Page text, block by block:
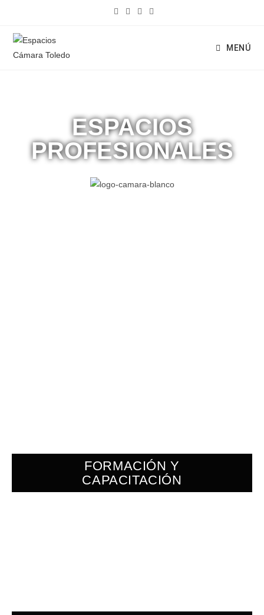
MENÚ
ESPACIOS
PROFESIONALES
FORMACIÓN Y
CAPACITACIÓN